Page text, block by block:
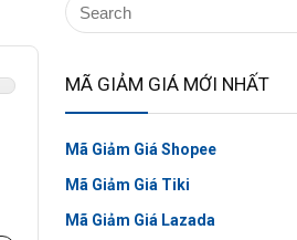
MÃ GIẢM GIÁ MỚI NHẤT
Mã Giảm Giá Shopee
Mã Giảm Giá Tiki
Mã Giảm Giá Lazada